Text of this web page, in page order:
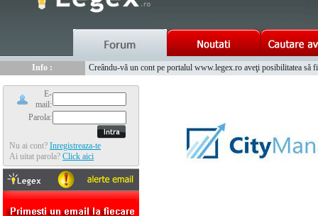
Info :
www.tntauto.ro - Managementul Integrat al Parcului Auto
E-
mail:
Parola:
Nu ai cont? Inregistreaza-te
Ai uitat parola? Click aici